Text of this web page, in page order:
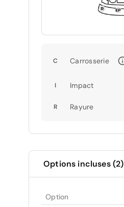
C Carrosserie
I Impact
R Rayure
Options incluses (2)
Option